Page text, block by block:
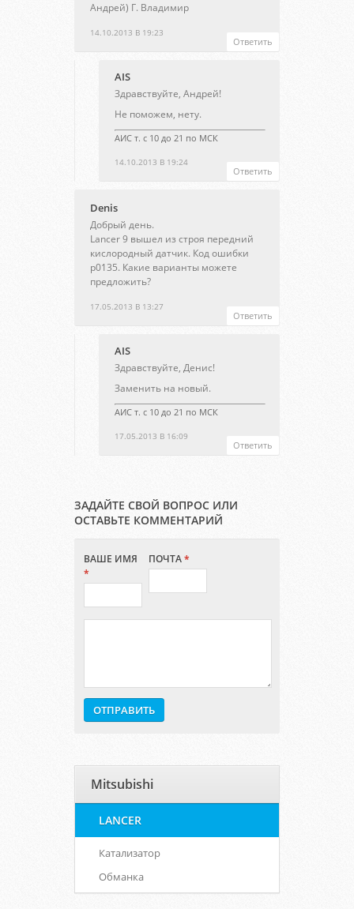
14.10.2013 В 19:23
Андрей) Г. Владимир
Ответить
AIS
14.10.2013 В 19:24
Здравствуйте, Андрей!
Не поможем, нету.
АИС т. с 10 до 21 по МСК
Ответить
Denis
17.05.2013 В 13:27
Добрый день.
Lancer 9 вышел из строя передний
кислородный датчик. Код ошибки
p0135. Какие варианты можете
предложить?
Ответить
AIS
17.05.2013 В 16:09
Здравствуйте, Денис!
Заменить на новый.
АИС т. с 10 до 21 по МСК
Ответить
ЗАДАЙТЕ СВОЙ ВОПРОС ИЛИ
ОСТАВЬТЕ КОММЕНТАРИЙ
ВАШЕ ИМЯ
*
ПОЧТА*
Mitsubishi
LANCER
Катализатор
Обманка